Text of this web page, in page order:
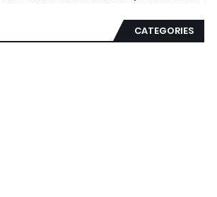
CATEGORIES